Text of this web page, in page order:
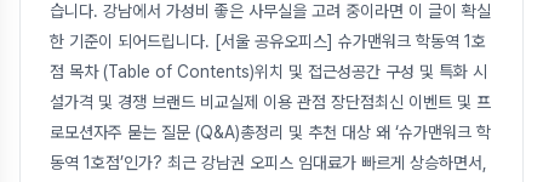
습니다. 강남에서 가성비 좋은 사무실을 고려 중이라면 이 글이 확실
한 기준이 되어드립니다. [서울 공유오피스] 슈가맨워크 학동역 1호
점 목차 (Table of Contents)위치 및 접근성공간 구성 및 특화 시
설가격 및 경쟁 브랜드 비교실제 이용 관점 장단점최신 이벤트 및 프
로모션자주 묻는 질문 (Q&A)총정리 및 추천 대상 왜 ‘슈가맨워크 학
동역 1호점’인가? 최근 강남권 오피스 임대료가 빠르게 상승하면서,